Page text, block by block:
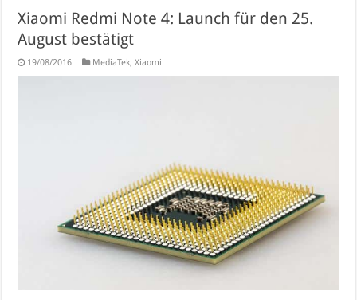
Xiaomi Redmi Note 4: Launch für den 25.
August bestätigt
19/08/2016 MediaTek,Xiaomi